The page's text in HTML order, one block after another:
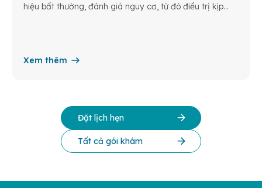
hiệu bất thường, đánh giá nguy cơ, từ đó điều trị kịp
Xem thêm
Đặt lịch hẹn
Tất cả gói khám